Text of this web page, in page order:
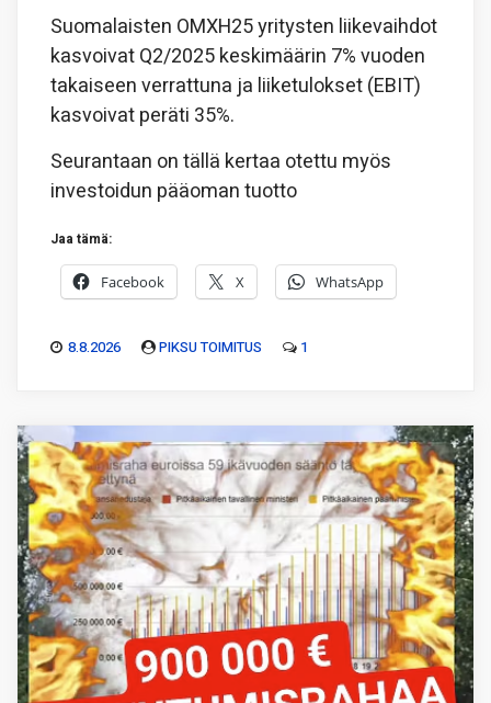
Suomalaisten OMXH25 yritysten liikevaihdot
kasvoivat Q2/2025 keskimäärin 7% vuoden
takaiseen verrattuna ja liiketulokset (EBIT)
kasvoivat peräti 35%.
Seurantaan on tällä kertaa otettu myös
investoidun pääoman tuotto
Jaa tämä:
Facebook X WhatsApp
8.8.2026 PIKSU TOIMITUS 1